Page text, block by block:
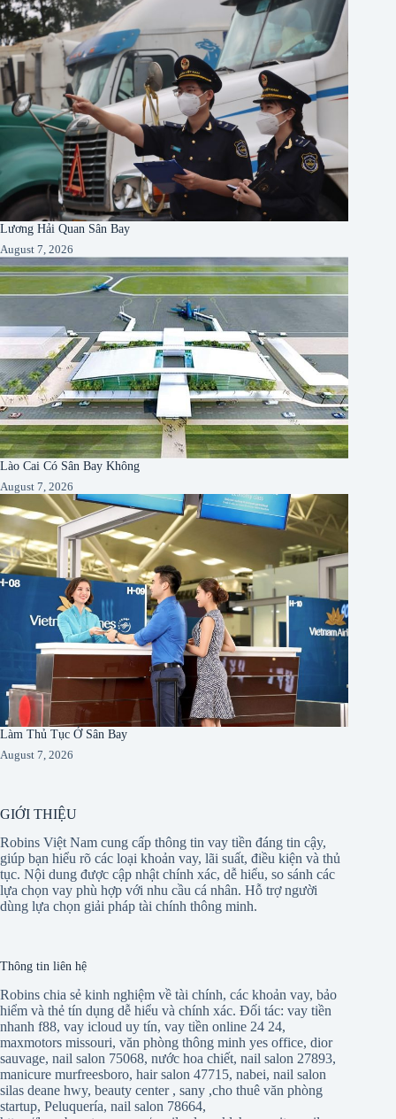
Lương Hải Quan Sân Bay
August 7, 2026
Lào Cai Có Sân Bay Không
August 7, 2026
Làm Thủ Tục Ở Sân Bay
August 7, 2026
GIỚI THIỆU
Robins Việt Nam cung cấp thông tin vay tiền đáng tin cậy,
giúp bạn hiểu rõ các loại khoản vay, lãi suất, điều kiện và thủ
tục. Nội dung được cập nhật chính xác, dễ hiểu, so sánh các
lựa chọn vay phù hợp với nhu cầu cá nhân. Hỗ trợ người
dùng lựa chọn giải pháp tài chính thông minh.
Thông tin liên hệ
Robins chia sẻ kinh nghiệm về tài chính, các khoản vay, bảo
hiểm và thẻ tín dụng dễ hiểu và chính xác. Đối tác: vay tiền
nhanh f88, vay icloud uy tín, vay tiền online 24 24,
maxmotors missouri, văn phòng thông minh yes office, dior
sauvage, nail salon 75068, nước hoa chiết, nail salon 27893,
manicure murfreesboro, hair salon 47715, nabei, nail salon
silas deane hwy, beauty center, sany ,cho thuê văn phòng
startup, Peluquería, nail salon 78664,